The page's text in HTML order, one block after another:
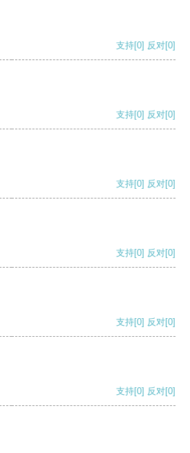
支持[0] 反对[0]
支持[0] 反对[0]
支持[0] 反对[0]
支持[0] 反对[0]
支持[0] 反对[0]
支持[0] 反对[0]